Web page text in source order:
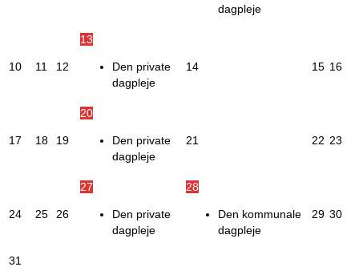
dagpleje
10 11 12
13
Den private
dagpleje
14 15 16
17 18 19
20
Den private
dagpleje
21 22 23
24 25 26
27
Den private
dagpleje
28
Den kommunale
dagpleje
29 30
31